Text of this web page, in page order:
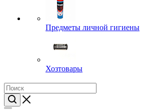
Предметы личной гигиены
Хозтовары